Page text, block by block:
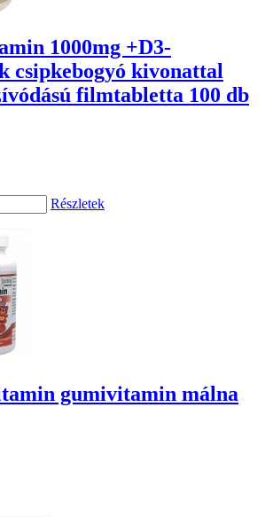
1000mg +D3-
csipkebogyó kivonattal
filmtabletta 100 db
Részletek
gumivitamin málna